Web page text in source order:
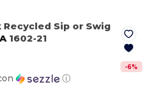
Recycled Sip or Swig
1602-21
-6%
ⓘ